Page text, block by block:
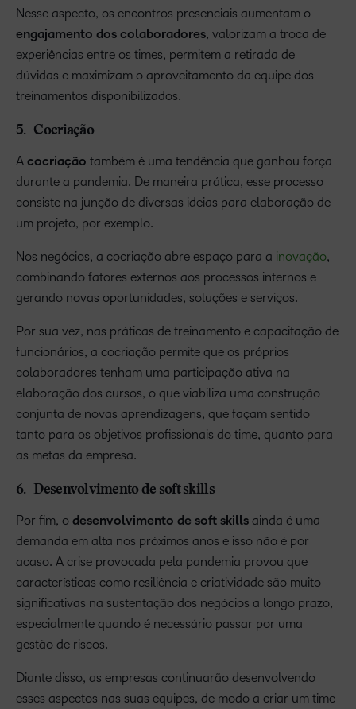
Nesse aspecto, os encontros presenciais aumentam o
engajamento dos colaboradores, valorizam a troca de
experiências entre os times, permitem a retirada de
dúvidas e maximizam o aproveitamento da equipe dos
treinamentos disponibilizados.
5. Cocriação
A cocriação também é uma tendência que ganhou força
durante a pandemia. De maneira prática, esse processo
consiste na junção de diversas ideias para elaboração de
um projeto, por exemplo.
Nos negócios, a cocriação abre espaço para a inovação,
combinando fatores externos aos processos internos e
gerando novas oportunidades, soluções e serviços.
Por sua vez, nas práticas de treinamento e capacitação de
funcionários, a cocriação permite que os próprios
colaboradores tenham uma participação ativa na
elaboração dos cursos, o que viabiliza uma construção
conjunta de novas aprendizagens, que façam sentido
tanto para os objetivos profissionais do time, quanto para
as metas da empresa.
6. Desenvolvimento de soft skills
Por fim, o desenvolvimento de soft skills ainda é uma
demanda em alta nos próximos anos e isso não é por
acaso. A crise provocada pela pandemia provou que
características como resiliência e criatividade são muito
significativas na sustentação dos negócios a longo prazo,
especialmente quando é necessário passar por uma
gestão de riscos.
Diante disso, as empresas continuarão desenvolvendo
esses aspectos nas suas equipes, de modo a criar um time